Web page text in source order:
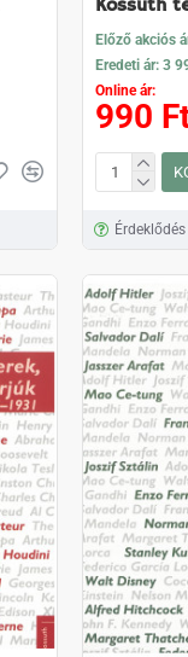
Kossuth
Előző akciós
Eredeti ár: 3
Online ár:
990
Érdeklődés